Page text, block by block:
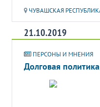
ЧУВАШСКАЯ
21.10.2019
ПЕРСОНЫ И МНЕНИЯ
Долговая